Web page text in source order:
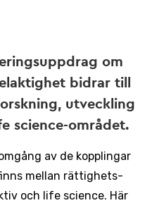
om
bidrar till
utveckling
science-området.
av de kopplingar
mellan rättighets-
och life science. Här